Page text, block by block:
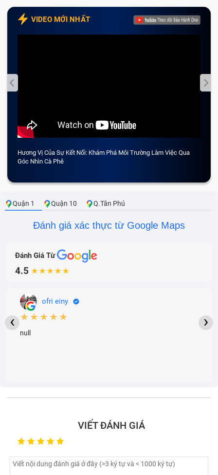
VIDEO MỚI NHẤT
Hương Vị Của Sự Kết Nối: Khám Phá Môi Trường Làm Việc Qua
Góc Nhìn Cà Phê
Quận 1 Quận 10 Q.Tân Phú
Đánh giá xác thực từ Google Maps
Đánh Giá Từ
4.5 ★★★★★
ofri einy
★★★★★
null
‹ ›
VIẾT ĐÁNH GIÁ